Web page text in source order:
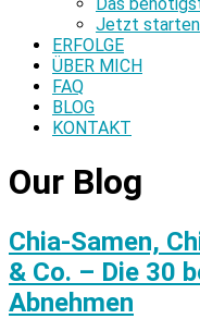
Jetzt starten
ERFOLGE
ÜBER MICH
FAQ
BLOG
KONTAKT
Our Blog
Chia-Samen,
& Co. – Die 30
Abnehmen